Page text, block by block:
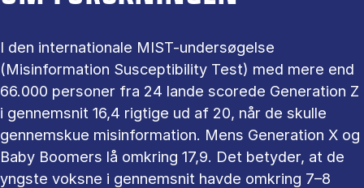
I den internationale MIST-undersøgelse
(Misinformation Susceptibility Test) med mere end
66.000 personer fra 24 lande scorede Generation Z
i gennemsnit 16,4 rigtige ud af 20, når de skulle
gennemskue misinformation. Mens Generation X og
Baby Boomers lå omkring 17,9. Det betyder, at de
yngste voksne i gennemsnit havde omkring 7–8